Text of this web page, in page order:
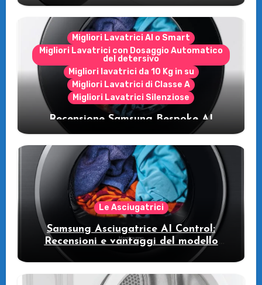
Migliori Lavatrici AI o Smart
Migliori Lavatrici con Dosaggio Automatico
del detersivo
Migliori lavatrici da 10 Kg in su
Migliori Lavatrici di Classe A
Migliori Lavatrici Silenziose
Recensione Samsung Bespoke AI
WW11DB7B94GE/U3: la lavatrice
intelligente che fa risparmiare
Le Asciugatrici
Samsung Asciugatrice AI Control:
Recensioni e vantaggi del modello